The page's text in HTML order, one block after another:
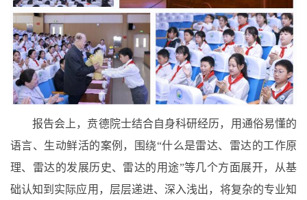
报告会上，贲德院士结合自身科研经历，用通俗易懂的
语言、生动鲜活的案例，围绕“什么是雷达、雷达的工作原
理、雷达的发展历史、雷达的用途”等几个方面展开，从基
础认知到实际应用，层层递进、深入浅出，将复杂的专业知